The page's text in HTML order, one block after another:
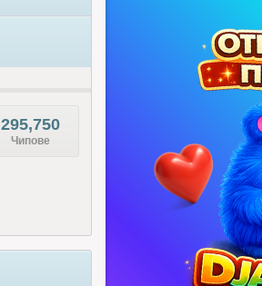
295,750
Чипове